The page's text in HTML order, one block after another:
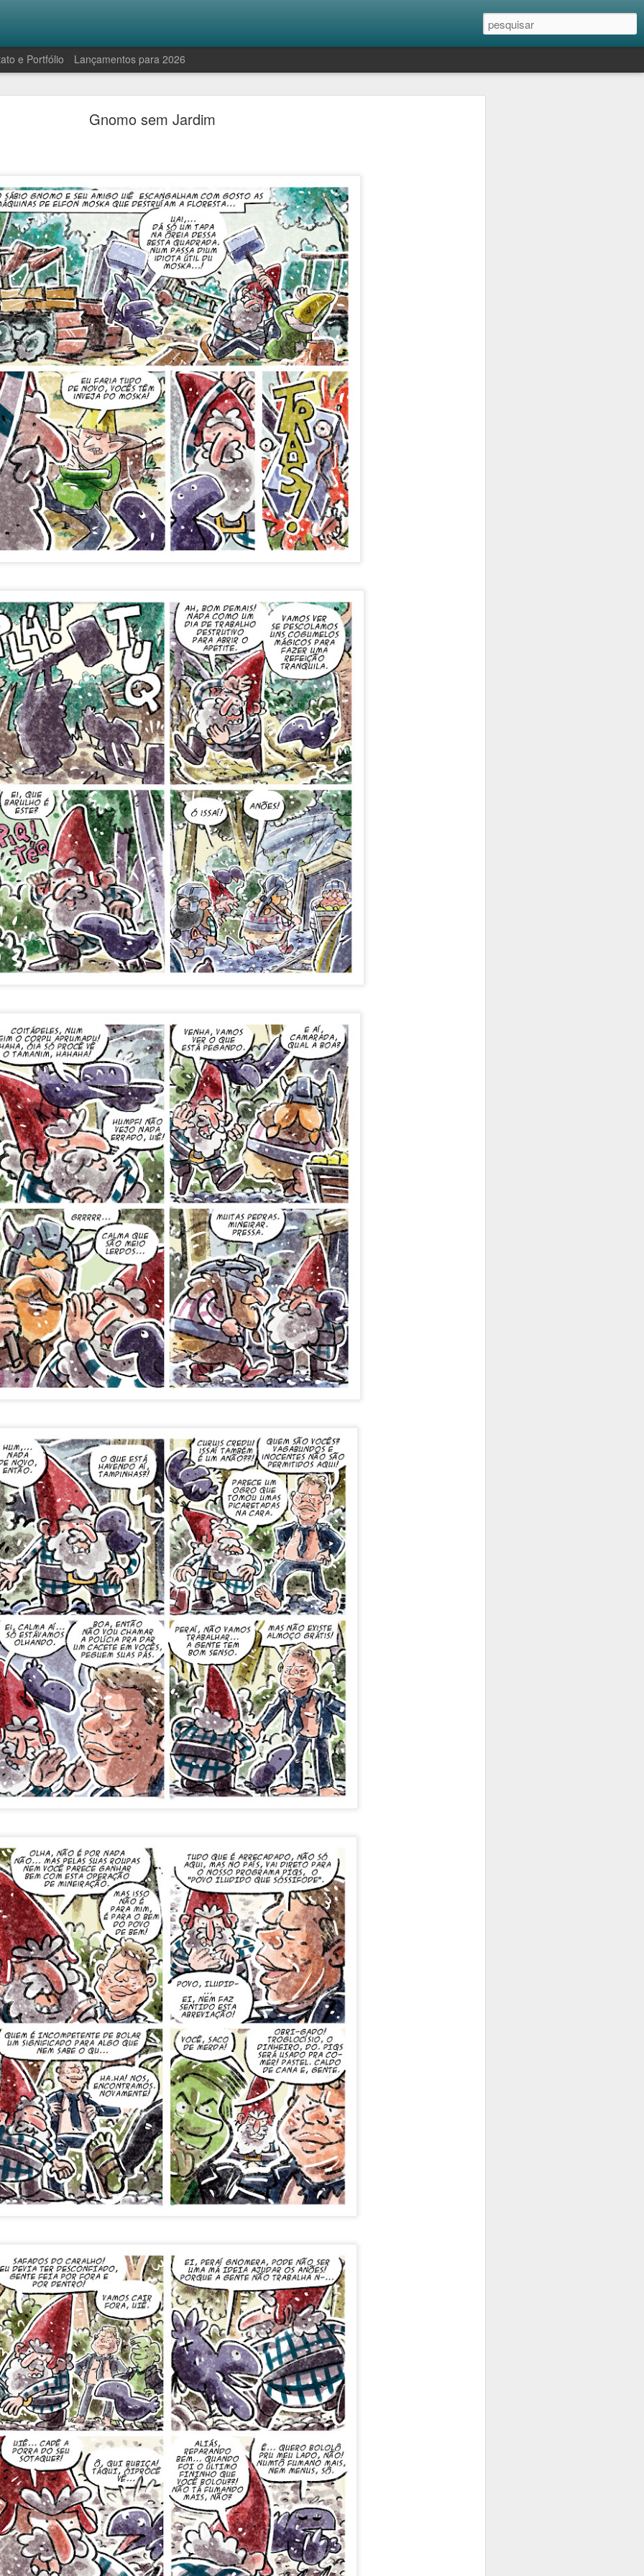
Gnomo sem Jardim
e Portfólio Lançamentos para 2026
Robinson e a manifestação antropofágica
Postado há5 days agopor Unknown
Marcadores:Tiras
0 Adicionar um comentário
Robinson e a manifestação antropofágica
Postado há6 days agopor Unknown
Marcadores:Tiras
0 Adicionar um comentário
Robinson e a manifestação antropofágica
Postado há1 week agopor Unknown